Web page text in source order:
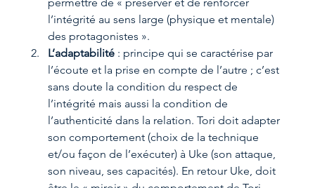
l’intégrité au sens large (physique et mentale)
des protagonistes ».
L’adaptabilité : principe qui se caractérise par
l’écoute et la prise en compte de l’autre ; c’est
sans doute la condition du respect de
l’intégrité mais aussi la condition de
l’authenticité dans la relation. Tori doit adapter
son comportement (choix de la technique
et/ou façon de l’exécuter) à Uke (son attaque,
son niveau, ses capacités). En retour Uke, doit